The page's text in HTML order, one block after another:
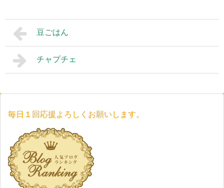
豆ごはん
チャプチェ
毎日１回応援よろしくお願いします。